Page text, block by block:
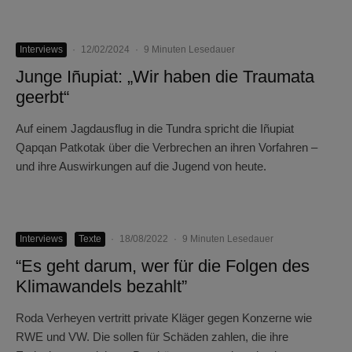
Interviews · 12/02/2024 · 9 Minuten Lesedauer
Junge Iñupiat: „Wir haben die Traumata
geerbt“
Auf einem Jagdausflug in die Tundra spricht die Iñupiat
Qapqan Patkotak über die Verbrechen an ihren Vorfahren –
und ihre Auswirkungen auf die Jugend von heute.
Interviews Texte · 18/08/2022 · 9 Minuten Lesedauer
“Es geht darum, wer für die Folgen des
Klimawandels bezahlt”
Roda Verheyen vertritt private Kläger gegen Konzerne wie
RWE und VW. Die sollen für Schäden zahlen, die ihre